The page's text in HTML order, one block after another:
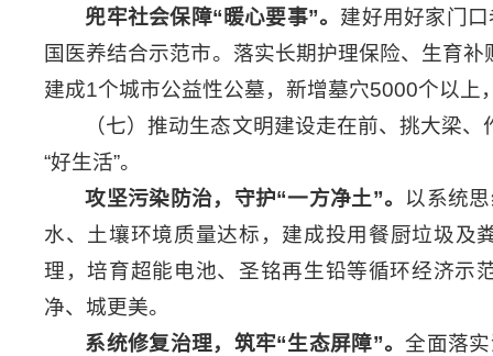
兜牢社会保障“ 暖心要事”。 建好用好家门
国医养结合示范市。落实长期护理保险、生育
建成1个城市公益性公墓，新增墓穴5000个以上
（七）推动生态文明建设走在前、挑大梁
“好生活”。
攻坚污染防治，守护“一方净土”。 以系统
水、土壤环境质量达标，建成投用餐厨垃圾及
理，培育超能电池、圣铭再生铅等循环经济示
净、城更美。
系统修复治理，筑牢“生态屏障”。全面落